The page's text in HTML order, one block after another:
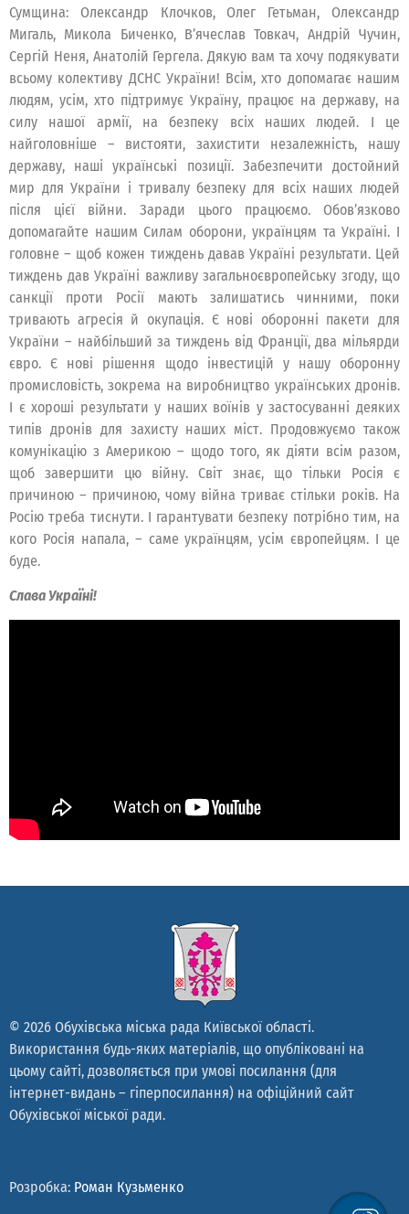
Сумщина: Олександр Клочков, Олег Гетьман, Олександр
Мигаль, Микола Биченко, Вʼячеслав Товкач, Андрій Чучин,
Сергій Неня, Анатолій Гергела. Дякую вам та хочу подякувати
всьому колективу ДСНС України! Всім, хто допомагає нашим
людям, усім, хто підтримує Україну, працює на державу, на
силу нашої армії, на безпеку всіх наших людей. І це
найголовніше – вистояти, захистити незалежність, нашу
державу, наші українські позиції. Забезпечити достойний
мир для України і тривалу безпеку для всіх наших людей
після цієї війни. Заради цього працюємо. Обов’язково
допомагайте нашим Силам оборони, українцям та Україні. І
головне – щоб кожен тиждень давав Україні результати. Цей
тиждень дав Україні важливу загальноєвропейську згоду, що
санкції проти Росії мають залишатись чинними, поки
тривають агресія й окупація. Є нові оборонні пакети для
України – найбільший за тиждень від Франції, два мільярди
євро. Є нові рішення щодо інвестицій у нашу оборонну
промисловість, зокрема на виробництво українських дронів.
І є хороші результати у наших воїнів у застосуванні деяких
типів дронів для захисту наших міст. Продовжуємо також
комунікацію з Америкою – щодо того, як діяти всім разом,
щоб завершити цю війну. Світ знає, що тільки Росія є
причиною – причиною, чому війна триває стільки років. На
Росію треба тиснути. І гарантувати безпеку потрібно тим, на
кого Росія напала, – саме українцям, усім європейцям. І це
буде.
Слава Україні!
© 2026 Обухівська міська рада Київської області.
Використання будь-яких матеріалів, що опубліковані на
цьому сайті, дозволяється при умові посилання (для
інтернет-видань – гіперпосилання) на офіційний сайт
Обухівської міської ради.
Розробка: Роман Кузьменко